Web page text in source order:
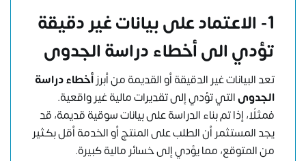
1- الاعتماد على بيانات غير دقيقة
تؤدي الى أخطاء دراسة الجدوى
تعد البيانات غير الدقيقة أو القديمة من أبرزأخطاء دراسة
الجدوىالتي تؤدي إلى تقديرات مالية غير واقعية.
فمثلًا، إذا تم بناء الدراسة على بيانات سوقية قديمة، قد
يجد المستثمر أن الطلب على المنتج أو الخدمة أقل بكثير
من المتوقع، مما يؤدي إلى خسائر مالية كبيرة.